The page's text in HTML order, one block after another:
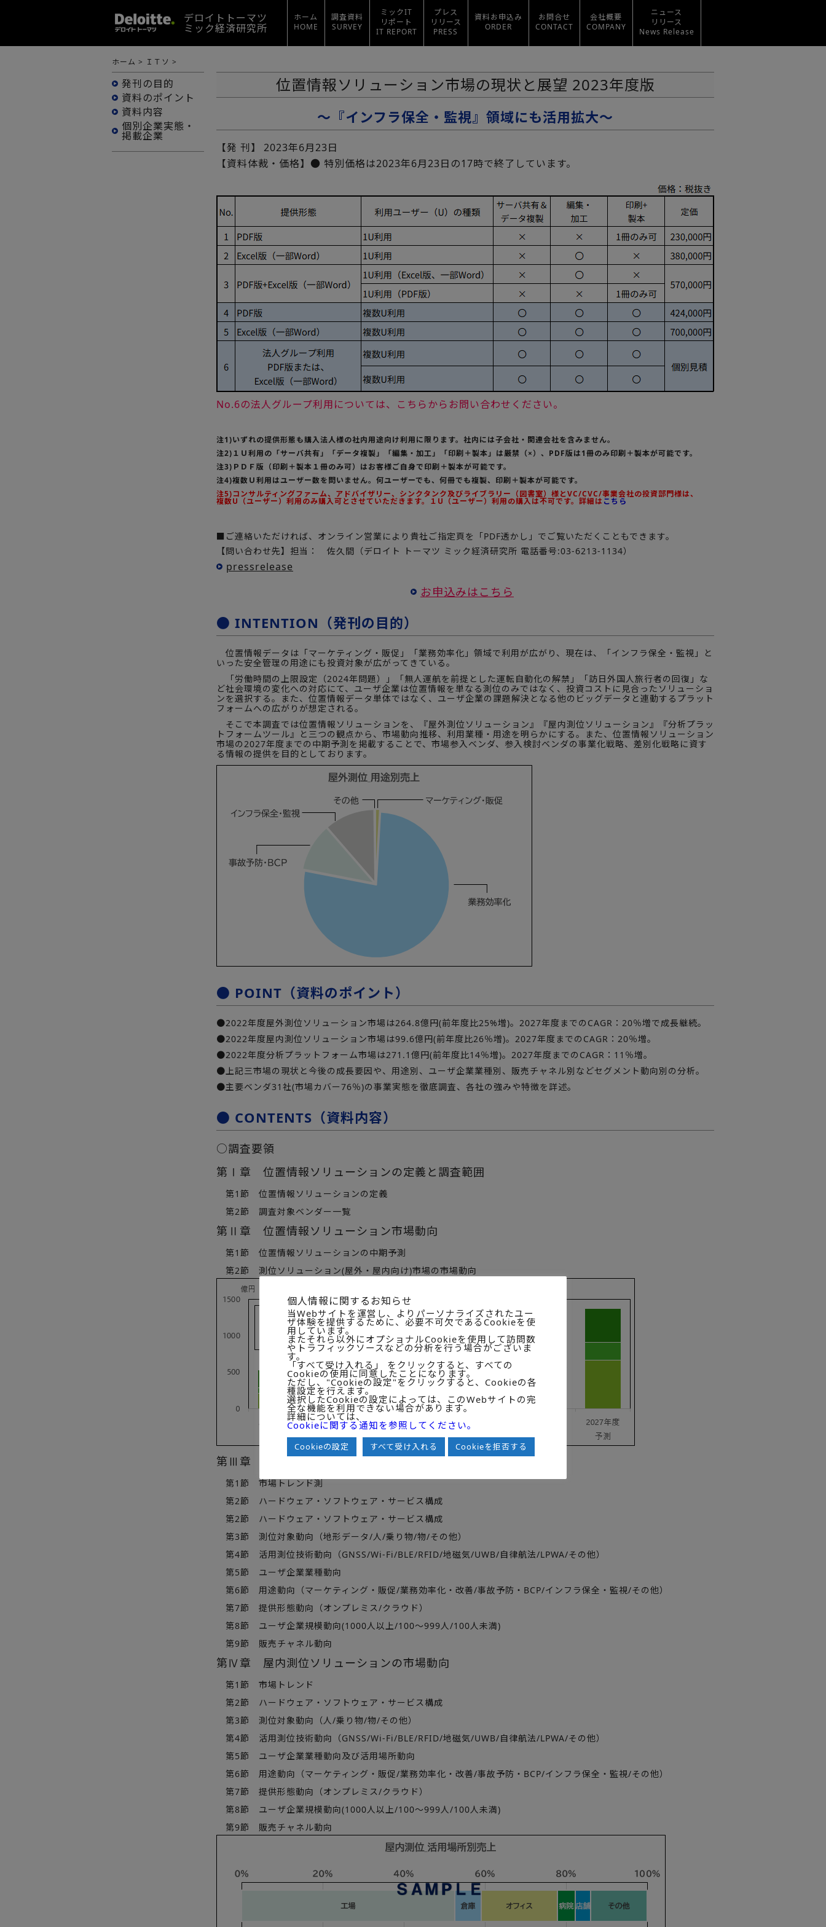
デロイトトーマツ
ミック経済研究所
ホーム
HOME
調査資料
SURVEY
ミックIT
リポート
IT REPORT
プレス
リリース
PRESS
資料お申込み
ORDER
お問合せ
CONTACT
会社概要
COMPANY
ニュース
リリース
News Release
ホーム > ＩＴソ >
発刊の目的
資料のポイント
資料内容
個別企業実態・
掲載企業
位置情報ソリューション市場の現状と展望 2023年度版
～『インフラ保全・監視』領域にも活用拡大～
【発 刊】
2023年6月23日
【資料体裁・価格】● 特別価格は2023年6月23日の17時で終了しています。
No.6の法人グループ利用については、こちらからお問い合わせください。
注1)いずれの提供形態も購入法人様の社内用途向け利用に限ります。社内には子会社・関連会社を含みません。
注2)１Ｕ利用の「サーバ共有」「データ複製」「編集・加工」「印刷＋製本」は厳禁（×）、PDF版は1冊のみ印刷＋製本が可能です。
注3)ＰＤＦ版（印刷＋製本１冊のみ可）はお客様ご自身で印刷＋製本が可能です。
注4)複数Ｕ利用はユーザー数を問いません。何ユーザーでも、何冊でも複製、印刷＋製本が可能です。
注5)コンサルティングファーム、アドバイザリー、シンクタンク及びライブラリー（図書室）様とVC/CVC/事業会社の投資部門様は、
複数U（ユーザー）利用のみ購入可とさせていただきます。１U（ユーザー）利用の購入は不可です。詳細は こちら
■ご連絡いただければ、オンライン営業により貴社ご指定頁を「PDF透かし」でご覧いただくこともできます。
【問い合わせ先】担当： 佐久間（デロイト トーマツ ミック経済研究所 電話番号:03-6213-1134）
pressrelease
お申込みはこちら
● INTENTION（発刊の目的）
位置情報データは「マーケティング・販促」「業務効率化」領域で利用が広がり、現在は、「インフラ保全・監視」と
いった安全管理の用途にも投資対象が広がってきている。
「労働時間の上限設定（2024年問題）」「無人運航を前提とした運転自動化の解禁」「訪日外国人旅行者の回復」な
ど社会環境の変化への対応にて、ユーザ企業は位置情報を単なる測位のみではなく、投資コストに見合ったソリューショ
ンを選択する。また、位置情報データ単体ではなく、ユーザ企業の課題解決となる他のビッグデータと連動するプラット
フォームへの広がりが想定される。
そこで本調査では位置情報ソリューションを、『屋外測位ソリューション』『屋内測位ソリューション』『分析プラッ
トフォームツール』と三つの観点から、市場動向推移、利用業種・用途を明らかにする。また、位置情報ソリューション
市場の2027年度までの中期予測を掲載することで、市場参入ベンダ、参入検討ベンダの事業化戦略、差別化戦略に資す
る情報の提供を目的としております。
● POINT（資料のポイント）
●2022年度屋外測位ソリューション市場は264.8億円(前年度比25%増)。2027年度までのCAGR：20％増で成長継続。
●2022年度屋内測位ソリューション市場は99.6億円(前年度比26％増)。2027年度までのCAGR：20％増。
●2022年度分析プラットフォーム市場は271.1億円(前年度比14％増)。2027年度までのCAGR：11％増。
●上記三市場の現状と今後の成長要因や、用途別、ユーザ企業業種別、販売チャネル別などセグメント動向別の分析。
●主要ベンダ31社(市場カバー76％)の事業実態を徹底調査、各社の強みや特徴を詳述。
● CONTENTS（資料内容）
○調査要領
第Ⅰ章 位置情報ソリューションの定義と調査範囲
第1節 位置情報ソリューションの定義
第2節 調査対象ベンダー一覧
第Ⅱ章 位置情報ソリューション市場動向
第1節 位置情報ソリューションの中期予測
第2節 測位ソリューション(屋外・屋内向け)市場の市場動向
第Ⅲ章 屋外測位ソリューションの市場動向
第1節 市場トレンド測
第2節 ハードウェア・ソフトウェア・サービス構成
第2節 ハードウェア・ソフトウェア・サービス構成
第3節 測位対象動向（地形データ/人/乗り物/物/その他）
第4節 活用測位技術動向（GNSS/Wi-Fi/BLE/RFID/地磁気/UWB/自律航法/LPWA/その他）
第5節 ユーザ企業業種動向
第6節 用途動向（マーケティング・販促/業務効率化・改善/事故予防・BCP/インフラ保全・監視/その他）
第7節 提供形態動向（オンプレミス/クラウド）
第8節 ユーザ企業規模動向(1000人以上/100～999人/100人未満)
第9節 販売チャネル動向
第Ⅳ章 屋内測位ソリューションの市場動向
第1節 市場トレンド
第2節 ハードウェア・ソフトウェア・サービス構成
第3節 測位対象動向（人/乗り物/物/その他）
第4節 活用測位技術動向（GNSS/Wi-Fi/BLE/RFID/地磁気/UWB/自律航法/LPWA/その他）
第5節 ユーザ企業業種動向及び活用場所動向
第6節 用途動向（マーケティング・販促/業務効率化・改善/事故予防・BCP/インフラ保全・監視/その他）
第7節 提供形態動向（オンプレミス/クラウド）
第8節 ユーザ企業規模動向(1000人以上/100～999人/100人未満)
第9節 販売チャネル動向
個人情報に関するお知らせ
当Webサイトを運営し、よりパーソナライズされたユー
ザ体験を提供するために、必要不可欠であるCookieを使
用しています。
またそれら以外にオプショナルCookieを使用して訪問数
やトラフィックソースなどの分析を行う場合がございま
す。
「すべて受け入れる」 をクリックすると、すべての
Cookieの使用に同意したことになります。
ただし、"Cookieの設定"をクリックすると、Cookieの各
種設定を行えます。
選択したCookieの設定によっては、このWebサイトの完
全な機能を利用できない場合があります。
詳細については、
Cookieに関する通知を参照してください。
Cookieの設定 すべて受け入れる Cookieを拒否する